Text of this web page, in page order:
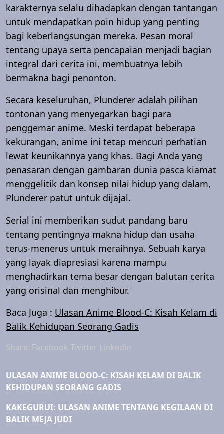
karakternya selalu dihadapkan dengan tantangan
untuk mendapatkan poin hidup yang penting
bagi keberlangsungan mereka. Pesan moral
tentang upaya serta pencapaian menjadi bagian
integral dari cerita ini, membuatnya lebih
bermakna bagi penonton.
Secara keseluruhan, Plunderer adalah pilihan
tontonan yang menyegarkan bagi para
penggemar anime. Meski terdapat beberapa
kekurangan, anime ini tetap mencuri perhatian
lewat keunikannya yang khas. Bagi Anda yang
penasaran dengan gambaran dunia pasca kiamat
menggelitik dan konsep nilai hidup yang dalam,
Plunderer patut untuk dijajal.
Serial ini memberikan sudut pandang baru
tentang pentingnya makna hidup dan usaha
terus-menerus untuk meraihnya. Sebuah karya
yang layak diapresiasi karena mampu
menghadirkan tema besar dengan balutan cerita
yang orisinal dan menghibur.
Baca Juga : Ulasan Anime Blood-C: Kisah Kelam di
Balik Kehidupan Seorang Gadis
Share: Facebook Twitter Linkedin
ULASAN ANIME BLOOD-C: KISAH KELAM DI BALIK
KEHIDUPAN SEORANG GADIS
KAKEGURUI: ULASAN ANIME TENTANG KEGILAAN DI
BALIK MEJA JUDI